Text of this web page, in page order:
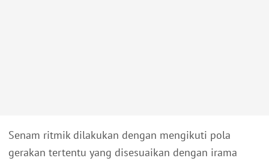
Senam ritmik dilakukan dengan mengikuti pola
gerakan tertentu yang disesuaikan dengan irama